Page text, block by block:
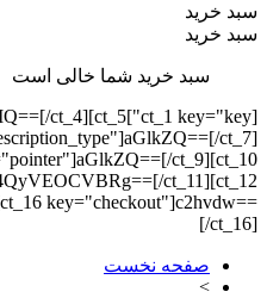
سبد خرید
سبد خرید
سبد خرید شما خالی است
ct_4][ct_5
ct_7]
ct_9][ct_10
ct_11][ct_12
key="checkout"]c2hvdw==
[/ct_16]
صفحه نخست
>